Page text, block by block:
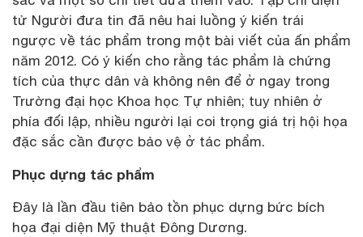
tử Người đưa tin đã nêu hai luồng ý kiến trái
ngược về tác phẩm trong một bài viết của ấn phẩm
năm 2012. Có ý kiến cho rằng tác phẩm là chứng
tích của thực dân và không nên để ở ngay trong
Trường đại học Khoa học Tự nhiên; tuy nhiên ở
phía đối lập, nhiều người lại coi trọng giá trị hội họa
đặc sắc cần được bảo vệ ở tác phẩm.
Phục dựng tác phẩm
Đây là lần đầu tiên bảo tồn phục dựng bức bích
họa đại diện Mỹ thuật Đông Dương.